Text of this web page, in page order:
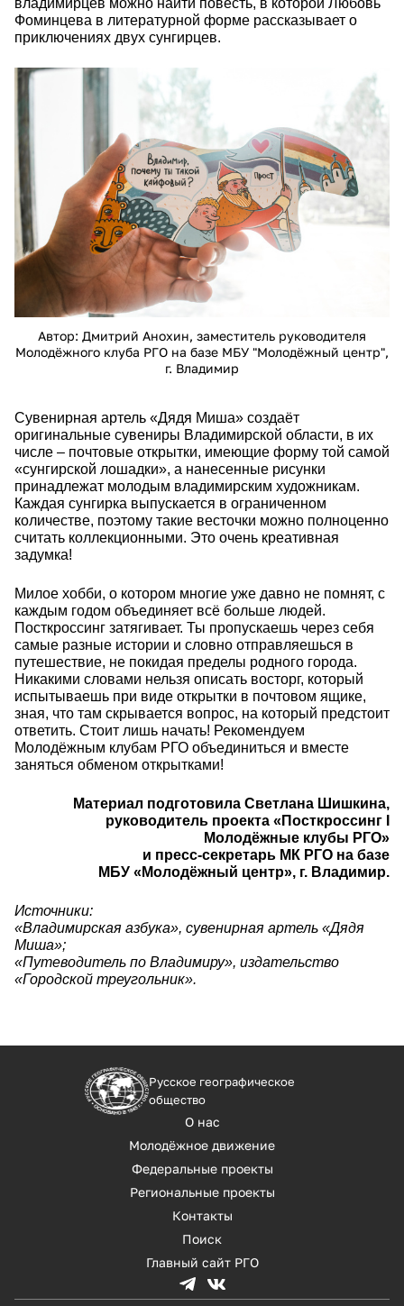
Фоминцева в литературной форме рассказывает о
приключениях двух сунгирцев.
p-1.jpg
Автор: Дмитрий Анохин, заместитель руководителя
Молодёжного клуба РГО на базе МБУ "Молодёжный центр",
г. Владимир
Сувенирная артель «Дядя Миша» создаёт
оригинальные сувениры Владимирской области, в их
числе – почтовые открытки, имеющие форму той самой
«сунгирской лошадки», а нанесенные рисунки
принадлежат молодым владимирским художникам.
Каждая сунгирка выпускается в ограниченном
количестве, поэтому такие весточки можно полноценно
считать коллекционными. Это очень креативная
задумка!
Милое хобби, о котором многие уже давно не помнят, с
каждым годом объединяет всё больше людей.
Посткроссинг затягивает. Ты пропускаешь через себя
самые разные истории и словно отправляешься в
путешествие, не покидая пределы родного города.
Никакими словами нельзя описать восторг, который
испытываешь при виде открытки в почтовом ящике,
зная, что там скрывается вопрос, на который предстоит
ответить. Стоит лишь начать! Рекомендуем
Молодёжным клубам РГО объединиться и вместе
заняться обменом открытками!
Материал подготовила Светлана Шишкина,
руководитель проекта «Посткроссинг Ӏ
Молодёжные клубы РГО»
и пресс-секретарь МК РГО на базе
МБУ «Молодёжный центр», г. Владимир.
Источники:
«Владимирская азбука», сувенирная артель «Дядя
Миша»;
«Путеводитель по Владимиру», издательство
«Городской треугольник».
Русское географическое
общество
О нас
Молодёжное движение
Федеральные проекты
Региональные проекты
Контакты
Поиск
Главный сайт РГО